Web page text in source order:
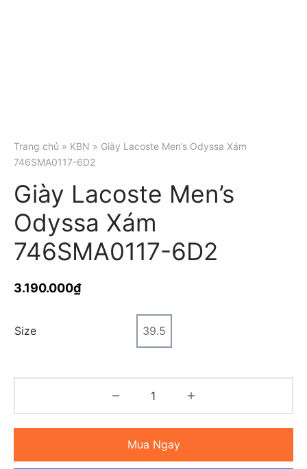
Trang chủ » KBN » Giày Lacoste Men’s Odyssa Xám
746SMA0117-6D2
Giày Lacoste Men’s
Odyssa Xám
746SMA0117-6D2
3.190.000₫
Size 39.5
Mua Ngay